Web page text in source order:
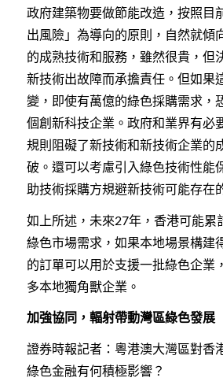
政府建築物要做節能改造，按照目
出風險」為導向的原則，自然就傾
的成熟技術和服務，雖然很貴，但
新技術出故障而承擔責任。但如果
變，即使有萬億的綠色採購需求，
個創新科技企業。政府和業界有必
規則阻礙了新技術和新技術企業的
破。還可以考慮引入綠色技術性能
助技術採購方規避新技術可能存在
如上所述，未來27年，香港可能累
綠色市場需求，如果本地場景構建
的訂單可以用於支援一批綠色企業
多本地獨角獸企業。
加強協同，輻射帶動灣區綠色發展
證券時報記者：粵港澳大灣區對香
綠色金融有何積極影響？